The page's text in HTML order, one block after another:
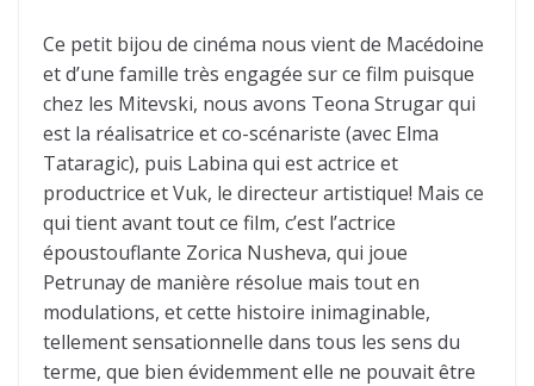
Ce petit bijou de cinéma nous vient de Macédoine
et d’une famille très engagée sur ce film puisque
chez les Mitevski, nous avons Teona Strugar qui
est la réalisatrice et co-scénariste (avec Elma
Tataragic), puis Labina qui est actrice et
productrice et Vuk, le directeur artistique! Mais ce
qui tient avant tout ce film, c’est l’actrice
époustouflante Zorica Nusheva, qui joue
Petrunay de manière résolue mais tout en
modulations, et cette histoire inimaginable,
tellement sensationnelle dans tous les sens du
terme, que bien évidemment elle ne pouvait être